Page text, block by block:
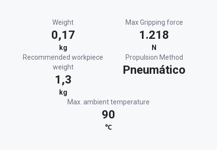
Weight
0,17
kg
Max Gripping force
1.218
N
Recommended workpiece
weight
1,3
kg
Propulsion Method
Pneumático
Max. ambient temperature
90
℃